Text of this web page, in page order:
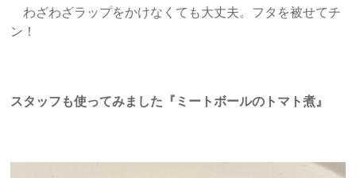
わざわざラップをかけなくても大丈夫。フタを被せてチ
ン！
スタッフも使ってみました『ミートボールのトマト煮』